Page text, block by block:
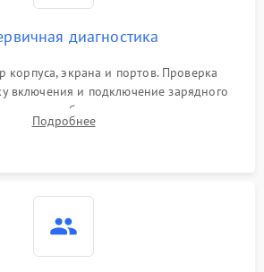
диагностика
корпуса, экрана и портов. Проверка
включения и подключение зарядного
потребления тока с помощью
питания для локализации проблемы.
Подробнее